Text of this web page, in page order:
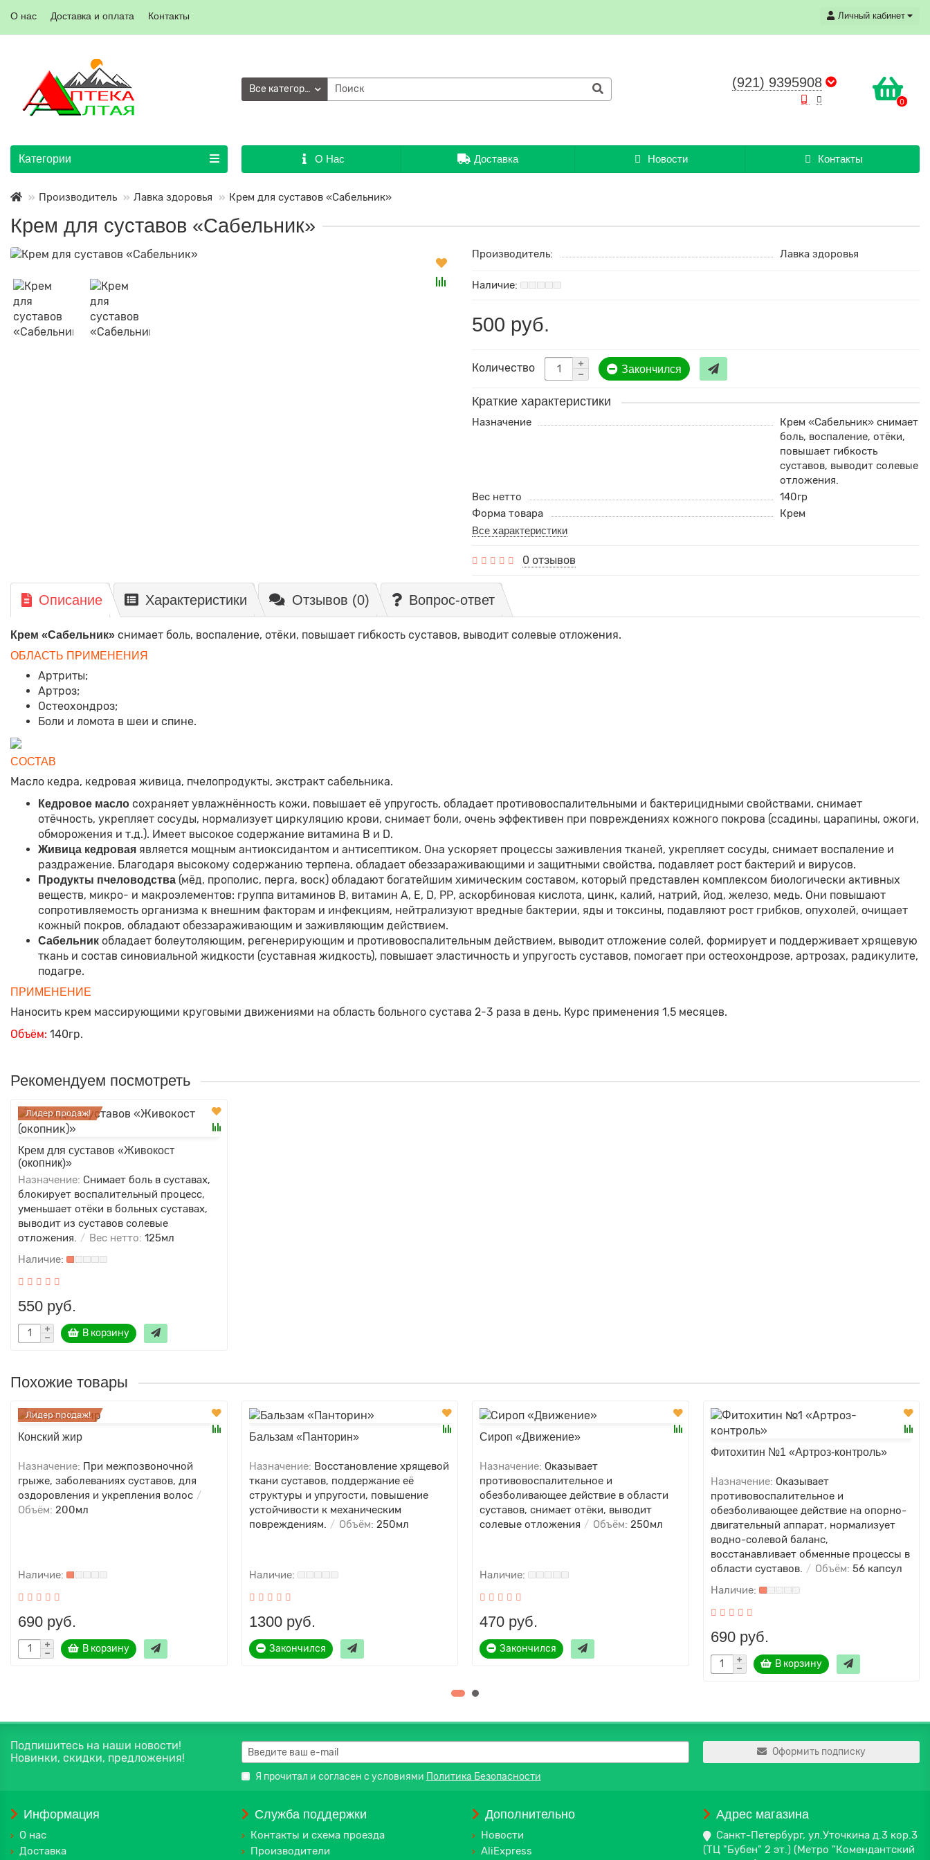
Личный кабинет
О нас Доставка и оплата Контакты
(921) 9395908
0
Все категории
Категории О Нас Доставка Новости Контакты
Производитель Лавка здоровья Крем для суставов «Сабельник»
Крем для суставов «Сабельник»
Производитель: Лавка здоровья
500 руб.
Количество Закончился
Краткие характеристики
Назначение
Крем «Сабельник» снимает
боль, воспаление, отёки,
повышает гибкость
суставов, выводит солевые
отложения.
Вес нетто
140гр
Форма товара
Крем
Все характеристики
0 отзывов
Описание Характеристики Отзывов (0) Вопрос-ответ
Крем «Сабельник» снимает боль, воспаление, отёки, повышает гибкость суставов, выводит солевые отложения.
ОБЛАСТЬ ПРИМЕНЕНИЯ
Артриты;
Артроз;
Остеохондроз;
Боли и ломота в шеи и спине.
СОСТАВ
Масло кедра, кедровая живица, пчелопродукты, экстракт сабельника.
Кедровое масло сохраняет увлажнённость кожи, повышает её упругость, обладает противовоспалительными и бактерицидными свойствами, снимает
отёчность, укрепляет сосуды, нормализует циркуляцию крови, снимает боли, очень эффективен при повреждениях кожного покрова (ссадины, царапины, ожоги,
обморожения и т.д.). Имеет высокое содержание витамина В и D.
Живица кедровая является мощным антиоксидантом и антисептиком. Она ускоряет процессы заживления тканей, укрепляет сосуды, снимает воспаление и
раздражение. Благодаря высокому содержанию терпена, обладает обеззараживающими и защитными свойства, подавляет рост бактерий и вирусов.
Продукты пчеловодства (мёд, прополис, перга, воск) обладают богатейшим химическим составом, который представлен комплексом биологически активных
веществ, микро- и макроэлементов: группа витаминов В, витамин А, Е, D, РР, аскорбиновая кислота, цинк, калий, натрий, йод, железо, медь. Они повышают
сопротивляемость организма к внешним факторам и инфекциям, нейтрализуют вредные бактерии, яды и токсины, подавляют рост грибков, опухолей, очищает
кожный покров, обладают обеззараживающим и заживляющим действием.
Сабельник обладает болеутоляющим, регенерирующим и противовоспалительным действием, выводит отложение солей, формирует и поддерживает хрящевую
ткань и состав синовиальной жидкости (суставная жидкость), повышает эластичность и упругость суставов, помогает при остеохондрозе, артрозах, радикулите,
подагре.
ПРИМЕНЕНИЕ
Наносить крем массирующими круговыми движениями на область больного сустава 2-3 раза в день. Курс применения 1,5 месяцев.
Объём: 140гр.
Рекомендуем посмотреть
Лидер продаж!
Крем для суставов «Живокост
(окопник)»
Назначение: Снимает боль в суставах,
блокирует воспалительный процесс,
уменьшает отёки в больных суставах,
выводит из суставов солевые
отложения.
Вес нетто: 125мл
550 руб.
В корзину
Похожие товары
Лидер продаж!
Конский жир
Назначение: При межпозвоночной
грыже, заболеваниях суставов, для
оздоровления и укрепления волос
Объём: 200мл
690 руб.
В корзину
Бальзам «Панторин»
Назначение: Восстановление хрящевой
ткани суставов, поддержание её
структуры и упругости, повышение
устойчивости к механическим
повреждениям.
Объём: 250мл
1300 руб.
Закончился
Сироп «Движение»
Назначение: Оказывает
противовоспалительное и
обезболивающее действие в области
суставов, снимает отёки, выводит
солевые отложения
Объём: 250мл
470 руб.
Закончился
Фитохитин №1 «Артроз-контроль»
Назначение: Оказывает
противовоспалительное и
обезболивающее действие на опорно-
двигательный аппарат, нормализует
водно-солевой баланс,
восстанавливает обменные процессы в
области суставов.
Объём: 56 капсул
690 руб.
В корзину
Подпишитесь на наши новости!
Новинки, скидки, предложения!
Я прочитал и согласен с условиями Политика Безопасности
Оформить подписку
Информация
О нас
Доставка
Служба поддержки
Контакты и схема проезда
Производители
Дополнительно
Новости
AliExpress
Адрес магазина
Санкт-Петербург, ул.Уточкина д.3 кор.3
(ТЦ "Бубен" 2 эт.) (Метро "Комендантский